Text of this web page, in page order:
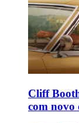
Cliff
com novo